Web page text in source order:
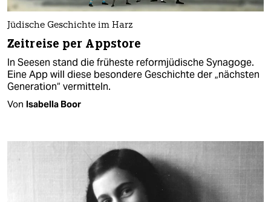
Jüdische Geschichte im Harz
Zeitreise per Appstore
In Seesen stand die früheste reformjüdische Synagoge.
Eine App will diese besondere Geschichte der „nächsten
Generation“ vermitteln.
Von Isabella Boor